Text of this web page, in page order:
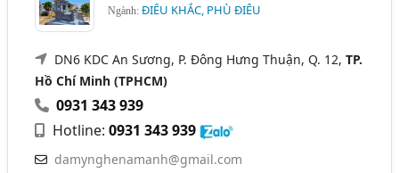
Ngành:ĐIÊU KHẮC, PHÙ ĐIÊU
DN6 KDC An Sương, P. Đông Hưng Thuận, Q. 12,TP.
Hồ Chí Minh (TPHCM)
0931 343 939
Hotline:0931 343 939
damynghenamanh@gmail.com